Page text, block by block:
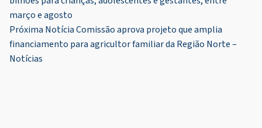
de
Post
março e agosto
Próxima NotíciaComissão aprova projeto que amplia
financiamento para agricultor familiar da Região Norte –
Notícias